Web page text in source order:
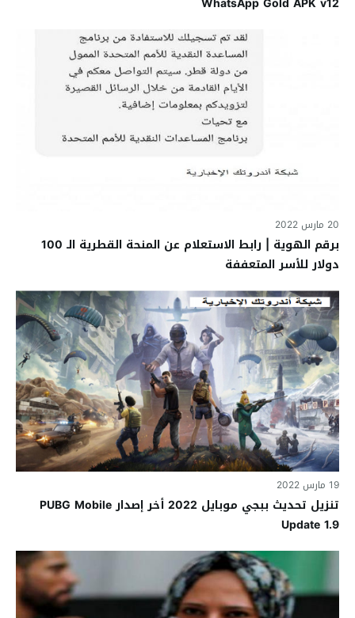
20 مارس 2022
برقم الهوية | رابط الاستعلام عن المنحة القطرية الـ 100
دولار للأسر المتعففة
19 مارس 2022
تنزيل تحديث ببجي موبايل 2022 أخر إصدار PUBG Mobile
Update 1.9